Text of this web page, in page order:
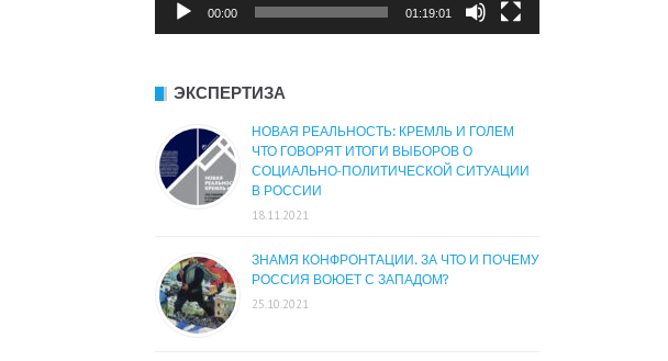
00:00 01:19:01
ЭКСПЕРТИЗА
НОВАЯ РЕАЛЬНОСТЬ: КРЕМЛЬ И ГОЛЕМ
ЧТО ГОВОРЯТ ИТОГИ ВЫБОРОВ О
СОЦИАЛЬНО-ПОЛИТИЧЕСКОЙ СИТУАЦИИ
В РОССИИ
18.11.2021
ЗНАМЯ КОНФРОНТАЦИИ. ЗА ЧТО И ПОЧЕМУ
РОССИЯ ВОЮЕТ С ЗАПАДОМ?
25.10.2021